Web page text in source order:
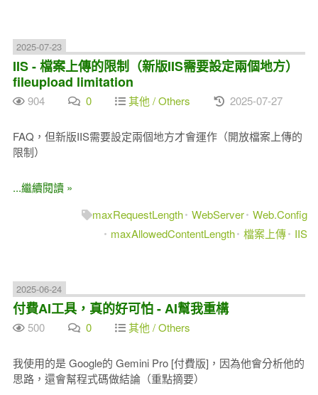
2025-07-23
IIS - 檔案上傳的限制（新版IIS需要設定兩個地方）
fileupload limitation
904 0 其他 / Others 2025-07-27
FAQ，但新版IIS需要設定兩個地方才會運作（開放檔案上傳的
限制）
...繼續閱讀 »
maxRequestLength WebServer Web.Config
maxAllowedContentLength 檔案上傳 IIS
2025-06-24
付費AI工具，真的好可怕 - AI幫我重構
500 0 其他 / Others
我使用的是 Google的 Gemini Pro [付費版]，因為他會分析他的
思路，還會幫程式碼做結論（重點摘要）